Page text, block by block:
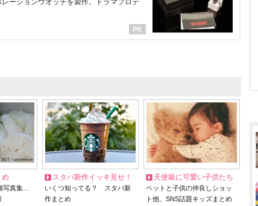
ーションウオッチを製作。ドラマプロデ
め
写真集…
スタバ新作イッキ見せ！
いくつ知ってる？ スタバ新
作まとめ
天使級に可愛い子供たち
ペットと子供の仲良しショッ
ト他、SNS話題キッズまとめ